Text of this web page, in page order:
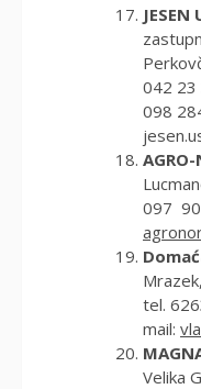
JESEN
042 23
098
097
tel.
mail:
Velika